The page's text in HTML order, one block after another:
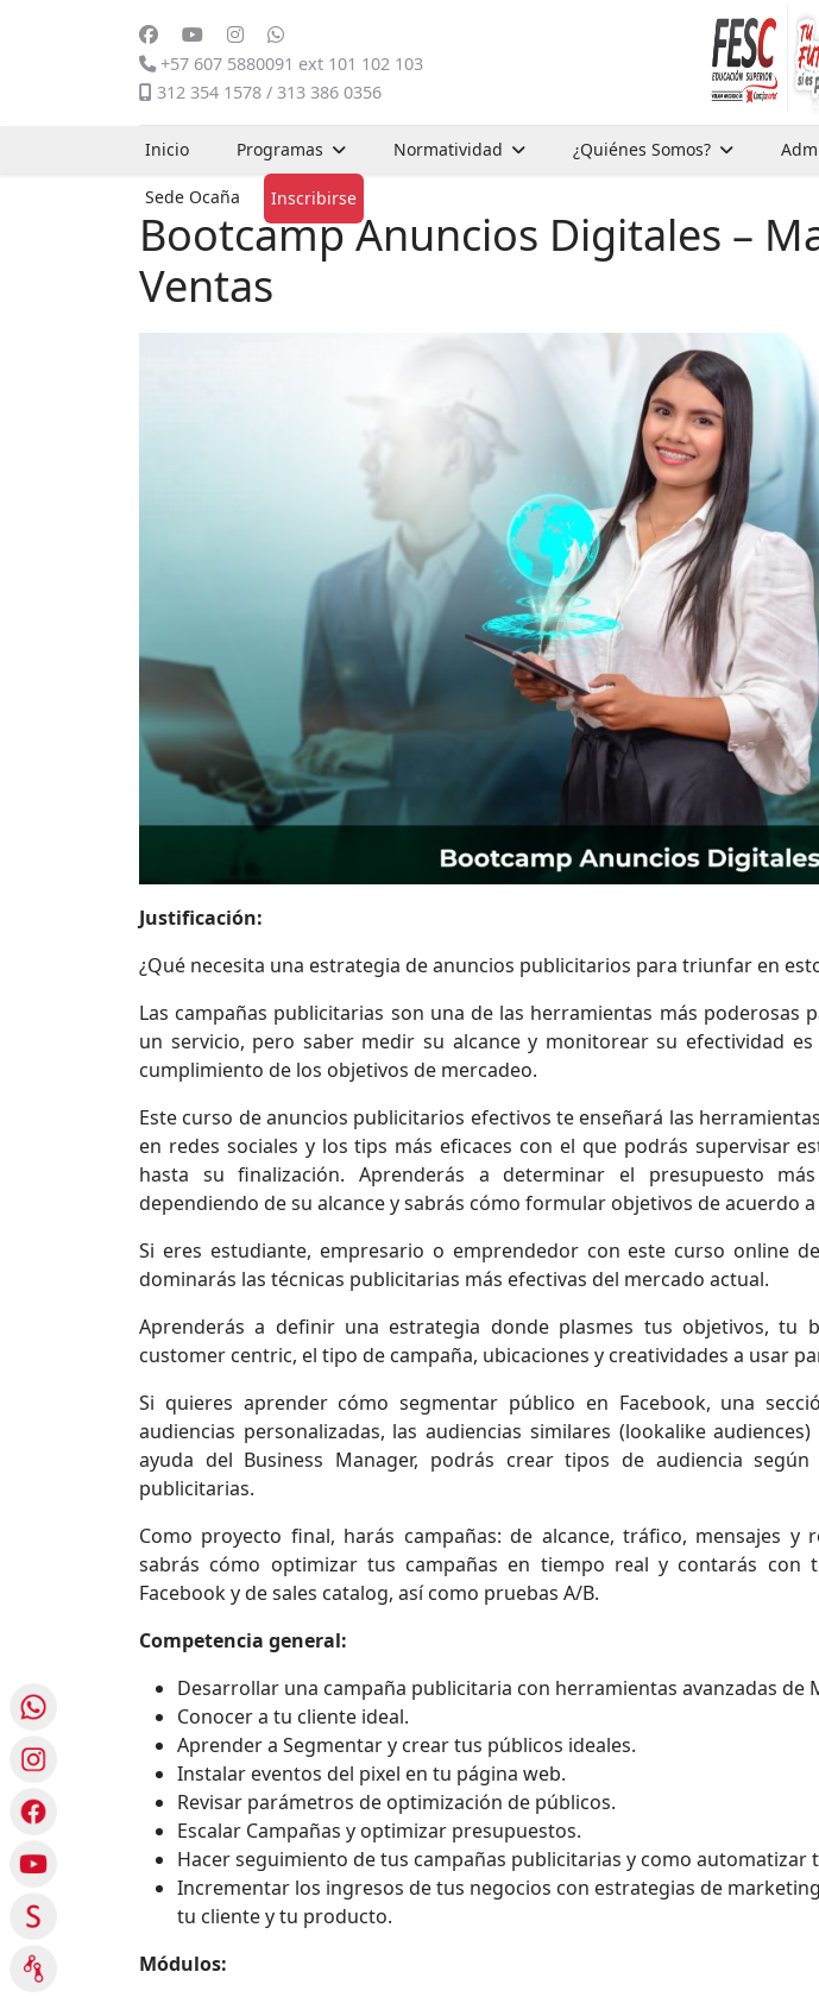
+57 607 5880091 ext 101 102 103
312 354 1578 / 313 386 0356
Inicio Programas Normatividad ¿Quiénes Somos?
Sede Ocaña Inscribirse
Bootcamp Anuncios Digitales –
Ventas
Justificación:
¿Qué necesita una estrategia de anuncios publicitarios para triunfar en
Las campañas publicitarias son una de las herramientas más poderosas
un servicio, pero saber medir su alcance y monitorear su efectividad
cumplimiento de los objetivos de mercadeo.
Este curso de anuncios publicitarios efectivos te enseñará las
en redes sociales y los tips más eficaces con el que podrás supervisar
hasta su finalización. Aprenderás a determinar el presupuesto
dependiendo de su alcance y sabrás cómo formular objetivos de acuerdo
Si eres estudiante, empresario o emprendedor con este curso online
dominarás las técnicas publicitarias más efectivas del mercado actual.
Aprenderás a definir una estrategia donde plasmes tus objetivos, tu
customer centric, el tipo de campaña, ubicaciones y creatividades a usar
Si quieres aprender cómo segmentar público en Facebook, una
audiencias personalizadas, las audiencias similares (lookalike
ayuda del Business Manager, podrás crear tipos de audiencia
publicitarias.
Como proyecto final, harás campañas: de alcance, tráfico, mensajes
sabrás cómo optimizar tus campañas en tiempo real y contarás con
Facebook y de sales catalog, así como pruebas A/B.
Competencia general:
Desarrollar una campaña publicitaria con herramientas avanzadas de
Conocer a tu cliente ideal.
Aprender a Segmentar y crear tus públicos ideales.
Instalar eventos del pixel en tu página web.
Revisar parámetros de optimización de públicos.
Escalar Campañas y optimizar presupuestos.
Hacer seguimiento de tus campañas publicitarias y como automatizar
Incrementar los ingresos de tus negocios con estrategias de
tu cliente y tu producto.
Módulos: